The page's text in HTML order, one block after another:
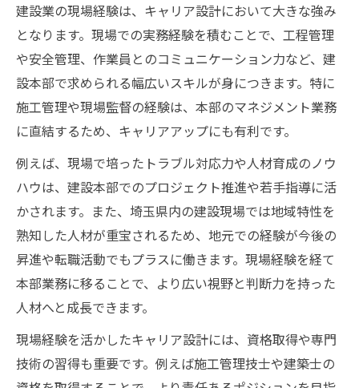
建設本部が果たす現場支援と成長の要素
建設業界で評価される本部のスキルや知識
建設分野の成長戦略とキャリアアップの道
建設 埼玉 メリットを活かした本部の役割と
は
建設本部で求められるリーダーシップの磨
き方
労働環境改善で見つかる建設本部の価値
建設の労働環境改善で本部が果たす役割
建設 埼玉 保険や労働組合の活用メリット
建設本部が実現する安心と働きやすさの両
立
建設業界で注目される本部の健康管理対策
建設現場の悩みを解消する本部の新サービ
建設業の現場経験は、キャリア設計において大きな強み
となります。現場での実務経験を積むことで、工程管理
や安全管理、作業員とのコミュニケーション力など、建
設本部で求められる幅広いスキルが身につきます。特に
施工管理や現場監督の経験は、本部のマネジメント業務
に直結するため、キャリアアップにも有利です。
例えば、現場で培ったトラブル対応力や人材育成のノウ
ハウは、建設本部でのプロジェクト推進や若手指導に活
かされます。また、埼玉県内の建設現場では地域特性を
熟知した人材が重宝されるため、地元での経験が今後の
昇進や転職活動でもプラスに働きます。現場経験を経て
本部業務に移ることで、より広い視野と判断力を持った
人材へと成長できます。
現場経験を活かしたキャリア設計には、資格取得や専門
技術の習得も重要です。例えば施工管理技士や建築士の